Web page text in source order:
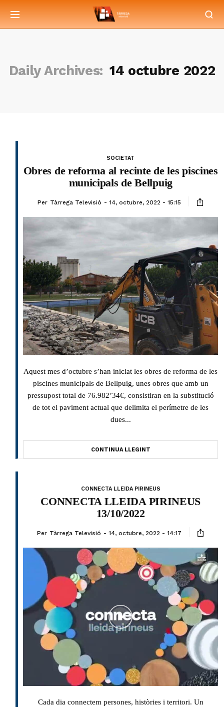
Daily Archives: 14 octubre 2022
SOCIETAT
Obres de reforma al recinte de les piscines
municipals de Bellpuig
Per Tàrrega Televisió 14, octubre, 2022 - 15:15
Aquest mes d’octubre s’han iniciat les obres de reforma de les
piscines municipals de Bellpuig, unes obres que amb un
pressupost total de 76.982’34€, consistiran en la substitució
de tot el paviment actual que delimita el perímetre de les
dues...
CONTINUA LLEGINT
CONNECTA LLEIDA PIRINEUS
CONNECTA LLEIDA PIRINEUS
13/10/2022
Per Tàrrega Televisió 14, octubre, 2022 - 14:17
Cada dia connectem persones, històries i territori. Un